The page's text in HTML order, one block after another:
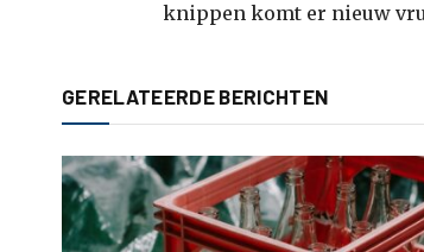
knippen komt er nieuw
GERELATEERDE BERICHTEN